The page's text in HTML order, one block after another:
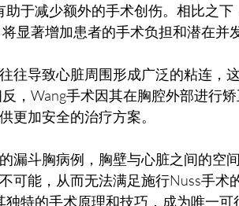
于减少额外的手术创伤。相比之下
显著增加患者的手术负担和潜在并
往导致心脏周围形成广泛的粘连，
，Wang手术因其在胸腔外部进行
更加安全的治疗方案。
漏斗胸病例，胸壁与心脏之间的空
可能，从而无法满足施行Nuss手术
特的手术原理和技巧，成为唯一可